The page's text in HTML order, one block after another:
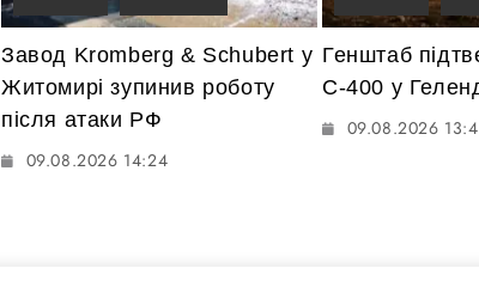
Завод Kromberg & Schubert у
Житомирі зупинив роботу
після атаки РФ
09.08.2026 14:24
Генштаб
С-400 у
09.08.2026